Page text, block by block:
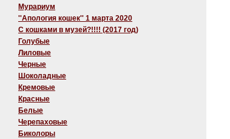
Мурариум
''Апология кошек'' 1 марта 2020
C кошками в музей?!!!! (2017 год)
Голубые
Лиловые
Черные
Шоколадные
Кремовые
Красные
Белые
Черепаховые
Биколоры